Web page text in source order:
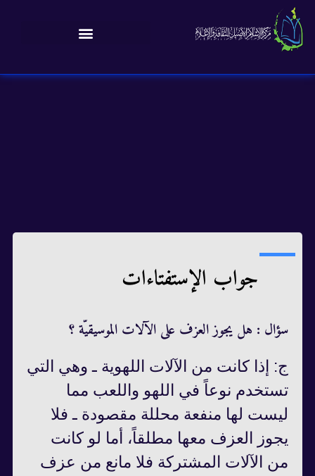
جواب الإستفتاءات
سؤال : هل يجوز العزف على الآلات الموسيقيّة ؟
ج: إذا كانت من الآلات اللهوية ـ وهي التي
تستخدم نوعاً في اللهو واللعب مما
ليست لها منفعة محللة مقصودة ـ فلا
يجوز العزف معها مطلقاً، أما لو كانت
من الآلات المشتركة فلا مانع من عزف